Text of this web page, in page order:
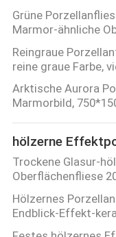
Grüne
Marmor-ähnliche
Reingraue
reine graue Farbe,
Arktische Aurora
Marmorbild,
hölzerne
Trockene Glasur-
Oberflächenfliese
Hölzernes
Endblick-Effekt-